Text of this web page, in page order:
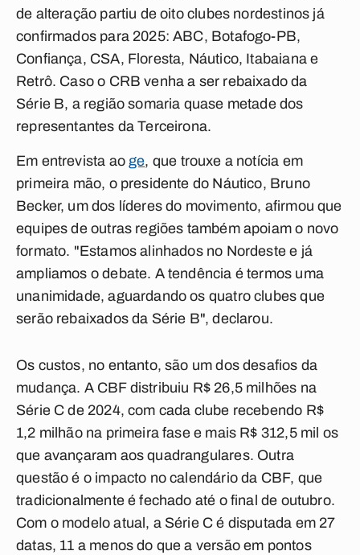
de alteração partiu de oito clubes nordestinos já
confirmados para 2025: ABC, Botafogo-PB,
Confiança, CSA, Floresta, Náutico, Itabaiana e
Retrô. Caso o CRB venha a ser rebaixado da
Série B, a região somaria quase metade dos
representantes da Terceirona.
Em entrevista aoge, que trouxe a notícia em
primeira mão, o presidente do Náutico, Bruno
Becker, um dos líderes do movimento, afirmou que
equipes de outras regiões também apoiam o novo
formato. "Estamos alinhados no Nordeste e já
ampliamos o debate. A tendência é termos uma
unanimidade, aguardando os quatro clubes que
serão rebaixados da Série B", declarou.
Os custos, no entanto, são um dos desafios da
mudança. A CBF distribuiu R$ 26,5 milhões na
Série C de 2024, com cada clube recebendo R$
1,2 milhão na primeira fase e mais R$ 312,5 mil os
que avançaram aos quadrangulares. Outra
questão é o impacto no calendário da CBF, que
tradicionalmente é fechado até o final de outubro.
Com o modelo atual, a Série C é disputada em 27
datas, 11 a menos do que a versão em pontos